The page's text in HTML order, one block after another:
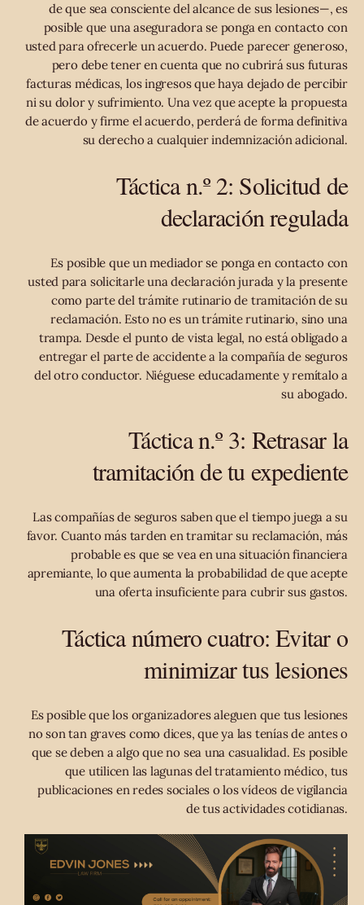
de que sea consciente del alcance de sus lesiones—, es
posible que una aseguradora se ponga en contacto con
usted para ofrecerle un acuerdo. Puede parecer generoso,
pero debe tener en cuenta que no cubrirá sus futuras
facturas médicas, los ingresos que haya dejado de percibir
ni su dolor y sufrimiento. Una vez que acepte la propuesta
de acuerdo y firme el acuerdo, perderá de forma definitiva
su derecho a cualquier indemnización adicional.
Táctica n.º 2: Solicitud de
declaración regulada
Es posible que un mediador se ponga en contacto con
usted para solicitarle una declaración jurada y la presente
como parte del trámite rutinario de tramitación de su
reclamación. Esto no es un trámite rutinario, sino una
trampa. Desde el punto de vista legal, no está obligado a
entregar el parte de accidente a la compañía de seguros
del otro conductor. Niéguese educadamente y remítalo a
su abogado.
Táctica n.º 3: Retrasar la
tramitación de tu expediente
Las compañías de seguros saben que el tiempo juega a su
favor. Cuanto más tarden en tramitar su reclamación, más
probable es que se vea en una situación financiera
apremiante, lo que aumenta la probabilidad de que acepte
una oferta insuficiente para cubrir sus gastos.
Táctica número cuatro: Evitar o
minimizar tus lesiones
Es posible que los organizadores aleguen que tus lesiones
no son tan graves como dices, que ya las tenías de antes o
que se deben a algo que no sea una casualidad. Es posible
que utilicen las lagunas del tratamiento médico, tus
publicaciones en redes sociales o los vídeos de vigilancia
de tus actividades cotidianas.